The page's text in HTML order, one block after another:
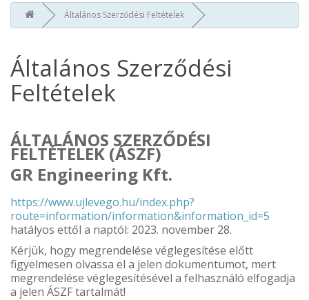
Általános Szerződési Feltételek
Általános Szerződési
Feltételek
ÁLTALÁNOS SZERZŐDÉSI
FELTÉTELEK (ÁSZF)
GR Engineering Kft.
https://www.ujlevego.hu/index.php?
route=information/information&information_id=5
hatályos ettől a naptól: 2023. november 28.
Kérjük, hogy megrendelése véglegesítése előtt
figyelmesen olvassa el a jelen dokumentumot, mert
megrendelése véglegesítésével a felhasználó elfogadja
a jelen ÁSZF tartalmát!